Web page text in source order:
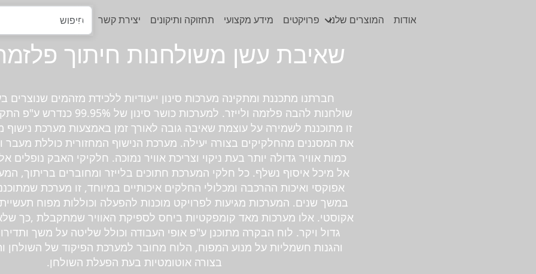
אודות המוצרים שלנו פרויקטים מידע מקצועי תחזוקה ותיקונים יצירת קשר
שאיבת עשן משולחנות חיתוך
חברתנו מתכננת ומתקינה מערכות סינון ייעודיות ללכידת מזהמים שנוצרים
שולחנות להבה פלזמה ולייזר. למערכות
זו מתוכננת לשמירה על עוצמת שאיבה גובה לאורך זמן באמצעות מערכת
את המסננים מהחלקיקים בצורה יעילה. מערכת הנישוף המחזורית כוללת מעבר
כמות אוויר גדולה יותר בעת ניקוי וצריכת אוויר נמוכה. חלקיקי האבק
אל מיכל איסוף נשלף. כל חלקי המערכת חתוכים בלייזר ומחוברים בריתוך,
אפוקסי ואיכות ההרכבה ומכלולי החלקים איכותיים במיוחד, זו מערכת
במשך שנים. המערכות מגיעות לפרויקט מוכנות להפעלה וכוללות מפוח
אקוסטי. אלו מערכות מאד קומפקטיות ביחס לספיקת האוויר שמתקבלת ,כך
גדול ויקר. לוח הבקרה מתוכנן ע"פ אופי העבודה וכולל שליטה על משך
והגנות חשמליות על מנוע המפוח, הלוח מחובר למערכת הפיקוד של השולחן
בצורה אוטומטיות בעת הפעלת השולחן.